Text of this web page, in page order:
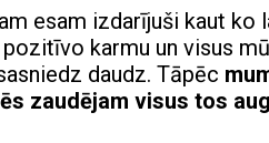
esam izdarījuši kaut ko
karmu un visus
daudz. Tāpēc
zaudējam visus tos